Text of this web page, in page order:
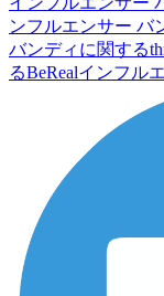
ンフルエンサー バ
バンディに関する
るBeRealインフル